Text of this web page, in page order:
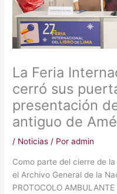
La Feria
cerró sus
presentación
antiguo de
/ Noticias / Poradmin
Como parte del cierre de
el Archivo General de la
PROTOCOLO